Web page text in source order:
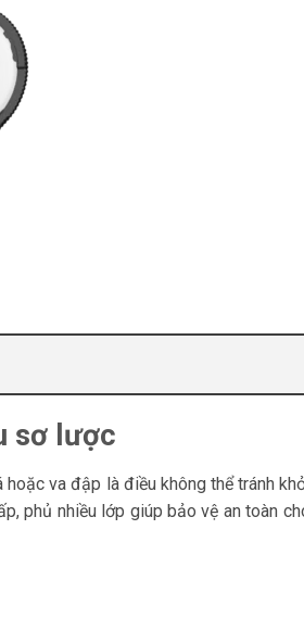
sơ lược
va đập là điều không thể tránh
phủ nhiều lớp giúp bảo vệ an toàn